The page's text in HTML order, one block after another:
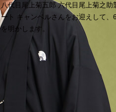
八代目尾上菊五郎 六代目尾上菊之
ート キャンベルさんをお迎えして
を明かします。